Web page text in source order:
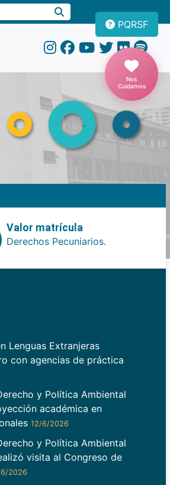
PQRSF
Nos
Cuidamos
Valor matrícula
Derechos Pecuniarios.
Lenguas Extranjeras
con agencias de práctica
y Política Ambiental
académica en
12/6/2026
y Política Ambiental
visita al Congreso de
2026